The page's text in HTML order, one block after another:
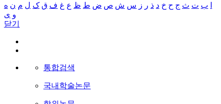
ب ت ث ج ح خ د ذ ر ز س ش ص ض ط ظ ع غ ف ق ک ل م ن ه
و ی
닫기
통합검색
국내학술논문